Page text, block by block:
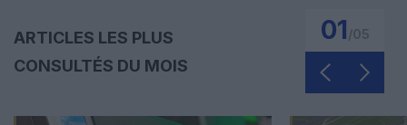
ARTICLES LES PLUS
CONSULTÉS DU MOIS
01